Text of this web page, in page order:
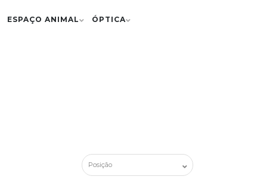
ESPAÇO ANIMAL ÓPTICA